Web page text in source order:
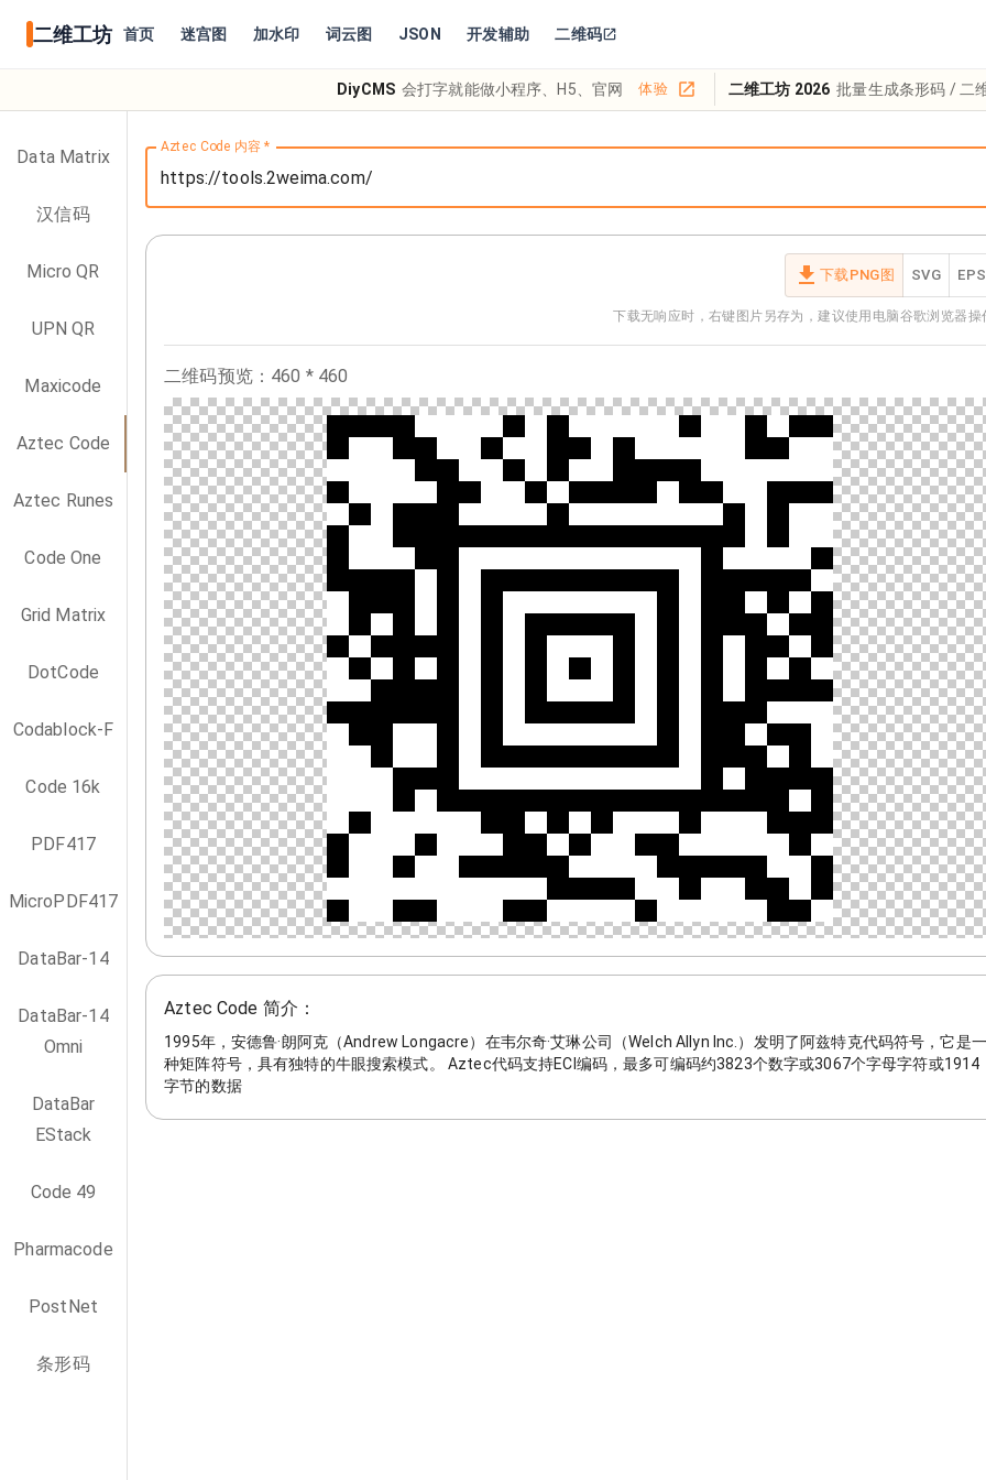
二维工坊 首页 迷宫图 加水印 词云图 JSON 开发辅助 二维码
DiyCMS 会打字就能做小程序、H5、官网 体验 二维工坊 2026 批量生成条形码 / 二
Data Matrix
汉信码
Micro QR
UPN QR
Maxicode
Aztec Code
Aztec Runes
Code One
Grid Matrix
DotCode
Codablock-F
Code 16k
PDF417
MicroPDF417
DataBar-14
DataBar-14
Omni
DataBar
EStack
Code 49
Pharmacode
PostNet
条形码
Aztec Code 内容 *
下载PNG图 SVG EPS
下载无响应时，右键图片另存为，建议使用电脑谷歌浏览器操
二维码预览： 460 * 460
Aztec Code 简介：
1995年，安德鲁·朗阿克（Andrew Longacre）在韦尔奇·艾琳公司（Welch Allyn Inc.）发明了阿兹特克代码符号，它是一
种矩阵符号，具有独特的牛眼搜索模式。 Aztec代码支持ECI编码，最多可编码约3823个数字或3067个字母字符或1914
字节的数据